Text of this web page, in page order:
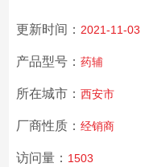
氢二钠,酒石酸、甲基纤
二氧化钛、液体石蜡（
更新时间： 2021-11-03
产品型号： 药辅
所在城市： 西安市
厂商性质： 经销商
访问量： 1503